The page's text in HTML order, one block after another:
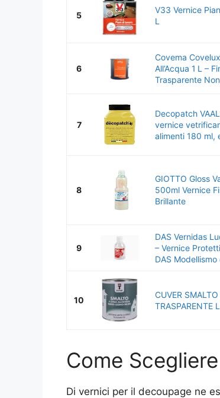
5
V33 Vernice
L
6
Covema
All’Acqua 1 L –
Trasparente
7
Decopatch
vernice
alimenti 180 ml,
8
GIOTTO Gloss
500ml Vernice
Brillante
9
DAS Vernidas
– Vernice
DAS Modellismo
10
CUVER
TRASPARENTE
Come
Di vernici per il decoupage ne